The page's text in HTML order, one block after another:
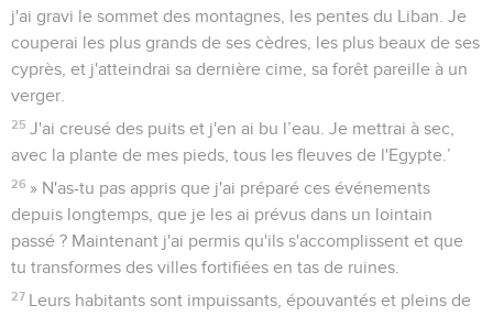
j'ai gravi le sommet des montagnes, les pentes du Liban. Je
couperai les plus grands de ses cèdres, les plus beaux de ses
cyprès, et j'atteindrai sa dernière cime, sa forêt pareille à un
verger.
25 J'ai creusé des puits et j'en ai bu l’eau. Je mettrai à sec,
avec la plante de mes pieds, tous les fleuves de l'Egypte.’
26 » N'as-tu pas appris que j'ai préparé ces événements
depuis longtemps, que je les ai prévus dans un lointain
passé ? Maintenant j'ai permis qu'ils s'accomplissent et que
tu transformes des villes fortifiées en tas de ruines.
27 Leurs habitants sont impuissants, épouvantés et pleins de